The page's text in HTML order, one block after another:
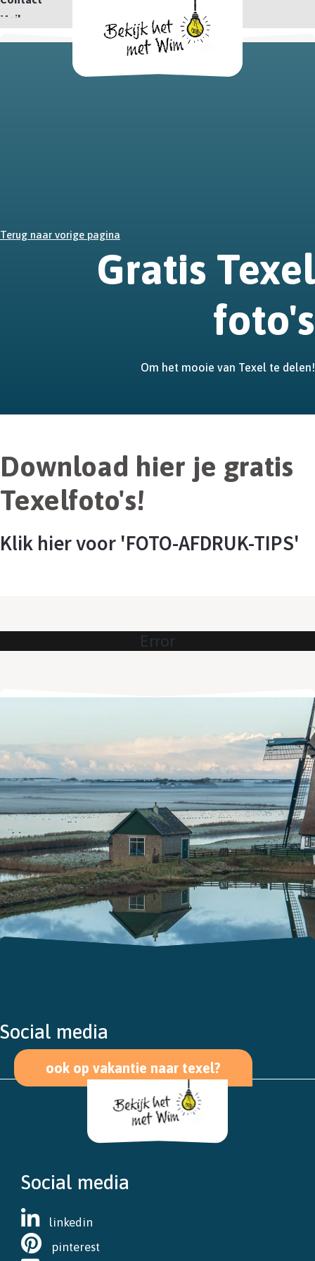
Mail
Terug naar vorige pagina
Gratis Texel
foto's
Om het mooie van Texel te delen!
Download hier je gratis
Texelfoto's!
Klik hier voor 'FOTO-AFDRUK-TIPS'
Error
Social media
ook op vakantie naar texel?
Social media
linkedin
pinterest